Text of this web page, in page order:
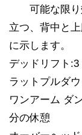
可能な限
立つ、背中と
に示します。
デッドリフト
ラットプルダ
ワンアーム ダ
分の休憩